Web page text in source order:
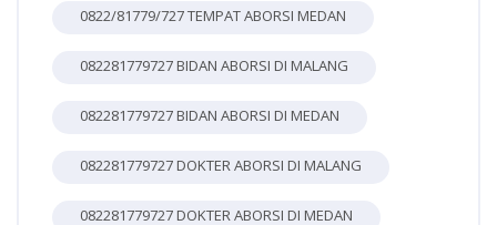
0822/81779/727 TEMPAT ABORSI MEDAN
082281779727 BIDAN ABORSI DI MALANG
082281779727 BIDAN ABORSI DI MEDAN
082281779727 DOKTER ABORSI DI MALANG
082281779727 DOKTER ABORSI DI MEDAN